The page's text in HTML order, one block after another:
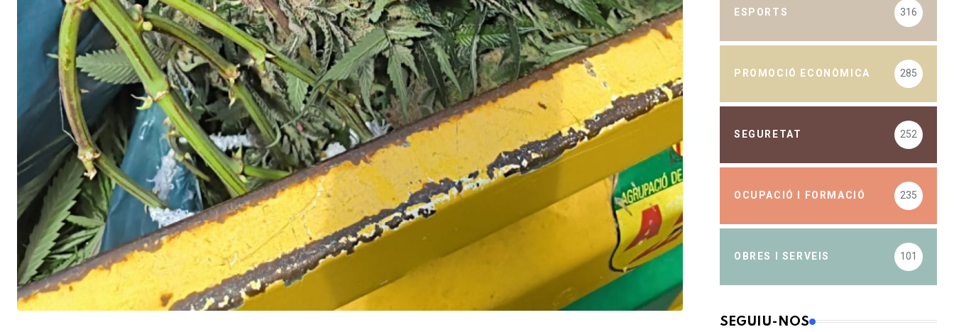
ESPORTS 316
PROMOCIÓ ECONÒMICA 285
SEGURETAT 252
OCUPACIÓ I FORMACIÓ 235
OBRES I SERVEIS 101
SEGUIU-NOS